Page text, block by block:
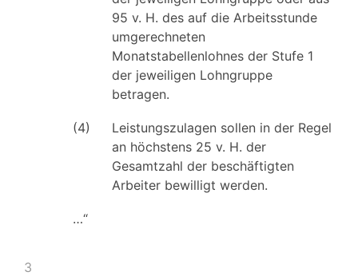
95 v. H. des auf die Arbeitsstunde
umgerechneten
Monatstabellenlohnes der Stufe 1
der jeweiligen Lohngruppe
betragen.
(4)
Leistungszulagen sollen in der Regel
an höchstens 25 v. H. der
Gesamtzahl der beschäftigten
Arbeiter bewilligt werden.
…“
3